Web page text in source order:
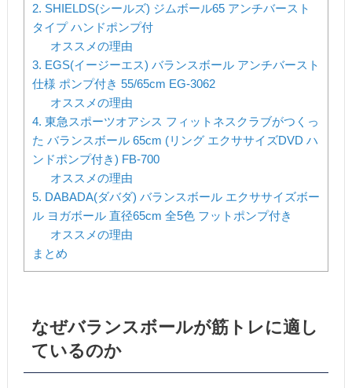
2. SHIELDS(シールズ) ジムボール65 アンチバースト
タイプ ハンドポンプ付
オススメの理由
3. EGS(イージーエス) バランスボール アンチバースト
仕様 ポンプ付き 55/65cm EG-3062
オススメの理由
4. 東急スポーツオアシス フィットネスクラブがつくっ
た バランスボール 65cm (リング エクササイズDVD ハ
ンドポンプ付き) FB-700
オススメの理由
5. DABADA(ダバダ) バランスボール エクササイズボー
ル ヨガボール 直径65cm 全5色 フットポンプ付き
オススメの理由
まとめ
なぜバランスボールが筋トレに適し
ているのか